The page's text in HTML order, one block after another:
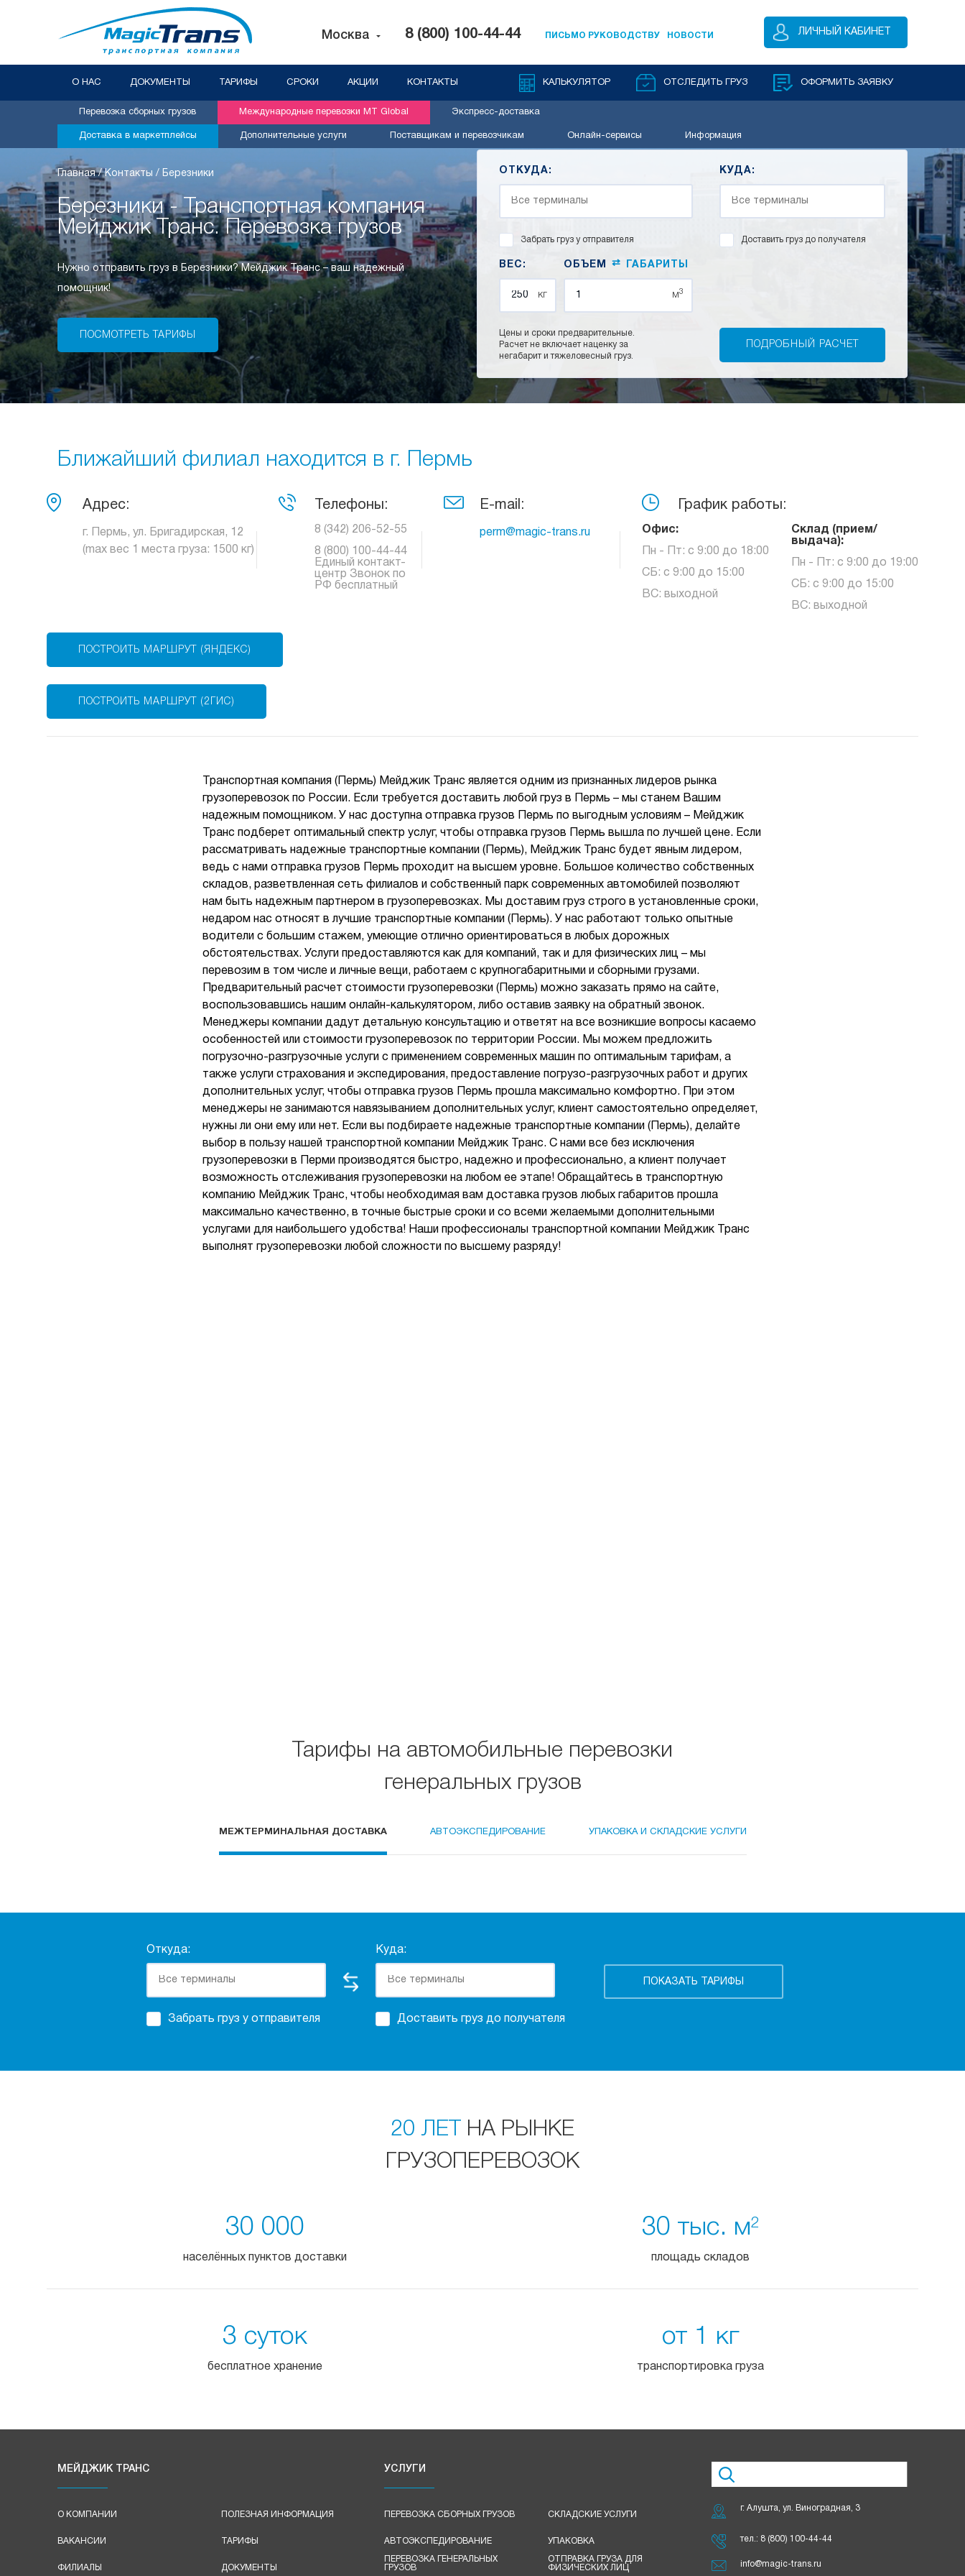
Москва 8 (800) 100-44-44 ПИСЬМО РУКОВОДСТВУ НОВОСТИ ЛИЧНЫЙ КАБИНЕТ
О НАС ДОКУМЕНТЫ ТАРИФЫ СРОКИ АКЦИИ КОНТАКТЫ КАЛЬКУЛЯТОР ОТСЛЕДИТЬ ГРУЗ ОФОРМИТЬ ЗАЯВКУ
Перевозка сборных грузов Международные перевозки MT Global Экспресс-доставка
Доставка в маркетплейсы Дополнительные услуги Поставщикам и перевозчикам Онлайн-сервисы Информация
Главная/Контакты / Березники
Березники - Транспортная компания
Мейджик Транс. Перевозка грузов
Нужно отправить груз в Березники? Мейджик Транс – ваш надежный
помощник!
ПОСМОТРЕТЬ ТАРИФЫ
ОТКУДА:
Забрать груз у отправителя
КУДА:
Доставить груз до получателя
ВЕС:
кг
ОБЪЕМ ⇄ ГАБАРИТЫ
м3
Цены и сроки предварительные.
Расчет не включает наценку за
негабарит и тяжеловесный груз.
Ближайший филиал находится в г. Пермь
Адрес:
г. Пермь, ул. Бригадирская, 12
(max вес 1 места груза: 1500 кг)
Телефоны:
8 (342) 206-52-55
8 (800) 100-44-44
Единый контакт-
центр Звонок по
РФ бесплатный
E-mail:
perm@magic-trans.ru
График работы:
Офис:
Пн - Пт: с 9:00 до 18:00
СБ: с 9:00 до 15:00
ВС: выходной
Склад (прием/
выдача):
Пн - Пт: с 9:00 до 19:00
СБ: с 9:00 до 15:00
ВС: выходной
ПОСТРОИТЬ МАРШРУТ (ЯНДЕКС)
ПОСТРОИТЬ МАРШРУТ (2ГИС)
Транспортная компания (Пермь) Мейджик Транс является одним из признанных лидеров рынка
грузоперевозок по России. Если требуется доставить любой груз в Пермь – мы станем Вашим
надежным помощником. У нас доступна отправка грузов Пермь по выгодным условиям – Мейджик
Транс подберет оптимальный спектр услуг, чтобы отправка грузов Пермь вышла по лучшей цене. Если
рассматривать надежные транспортные компании (Пермь), Мейджик Транс будет явным лидером,
ведь с нами отправка грузов Пермь проходит на высшем уровне. Большое количество собственных
складов, разветвленная сеть филиалов и собственный парк современных автомобилей позволяют
нам быть надежным партнером в грузоперевозках. Мы доставим груз строго в установленные сроки,
недаром нас относят в лучшие транспортные компании (Пермь). У нас работают только опытные
водители с большим стажем, умеющие отлично ориентироваться в любых дорожных
обстоятельствах. Услуги предоставляются как для компаний, так и для физических лиц – мы
перевозим в том числе и личные вещи, работаем с крупногабаритными и сборными грузами.
Предварительный расчет стоимости грузоперевозки (Пермь) можно заказать прямо на сайте,
воспользовавшись нашим онлайн-калькулятором, либо оставив заявку на обратный звонок.
Менеджеры компании дадут детальную консультацию и ответят на все возникшие вопросы касаемо
особенностей или стоимости грузоперевозок по территории России. Мы можем предложить
погрузочно-разгрузочные услуги с применением современных машин по оптимальным тарифам, а
также услуги страхования и экспедирования, предоставление погрузо-разгрузочных работ и других
дополнительных услуг, чтобы отправка грузов Пермь прошла максимально комфортно. При этом
менеджеры не занимаются навязыванием дополнительных услуг, клиент самостоятельно определяет,
нужны ли они ему или нет. Если вы подбираете надежные транспортные компании (Пермь), делайте
выбор в пользу нашей транспортной компании Мейджик Транс. С нами все без исключения
грузоперевозки в Перми производятся быстро, надежно и профессионально, а клиент получает
возможность отслеживания грузоперевозки на любом ее этапе! Обращайтесь в транспортную
компанию Мейджик Транс, чтобы необходимая вам доставка грузов любых габаритов прошла
максимально качественно, в точные быстрые сроки и со всеми желаемыми дополнительными
услугами для наибольшего удобства! Наши профессионалы транспортной компании Мейджик Транс
выполнят грузоперевозки любой сложности по высшему разряду!
Тарифы на автомобильные перевозки
генеральных грузов
МЕЖТЕРМИНАЛЬНАЯ ДОСТАВКА АВТОЭКСПЕДИРОВАНИЕ УПАКОВКА И СКЛАДСКИЕ УСЛУГИ
Откуда:
Забрать груз у отправителя
Куда:
Доставить груз до получателя
20 ЛЕТ
НА РЫНКЕ
ГРУЗОПЕРЕВОЗОК
30 000
населённых пунктов доставки
30 тыс. м2
площадь складов
3 суток
бесплатное хранение
от 1 кг
транспортировка груза
МЕЙДЖИК ТРАНС
О КОМПАНИИ
ВАКАНСИИ
ФИЛИАЛЫ
ПОЛЕЗНАЯ ИНФОРМАЦИЯ
ТАРИФЫ
ДОКУМЕНТЫ
УСЛУГИ
ПЕРЕВОЗКА СБОРНЫХ ГРУЗОВ
АВТОЭКСПЕДИРОВАНИЕ
ПЕРЕВОЗКА ГЕНЕРАЛЬНЫХ
ГРУЗОВ
СКЛАДСКИЕ УСЛУГИ
УПАКОВКА
ОТПРАВКА ГРУЗА ДЛЯ
ФИЗИЧЕСКИХ ЛИЦ
г. Алушта, ул. Виноградная, 3
тел.: 8 (800) 100-44-44
info@magic-trans.ru